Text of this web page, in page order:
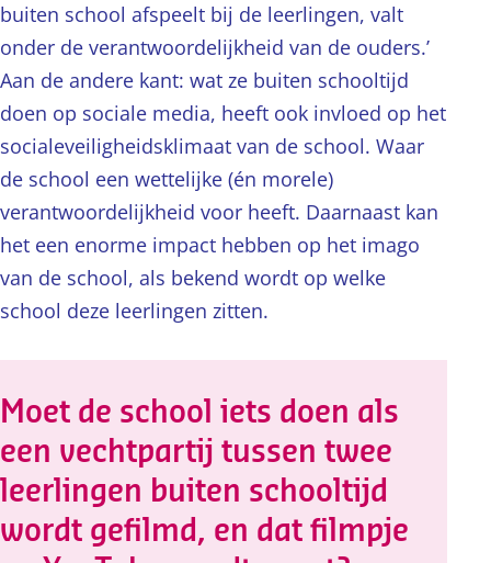
buiten school afspeelt bij de leerlingen, valt
onder de verantwoordelijkheid van de ouders.’
Aan de andere kant: wat ze buiten schooltijd
doen op sociale media, heeft ook invloed op het
socialeveiligheidsklimaat van de school. Waar
de school een wettelijke (én morele)
verantwoordelijkheid voor heeft. Daarnaast kan
het een enorme impact hebben op het imago
van de school, als bekend wordt op welke
school deze leerlingen zitten.
Moet de school iets doen als
een vechtpartij tussen twee
leerlingen buiten schooltijd
wordt gefilmd, en dat filmpje